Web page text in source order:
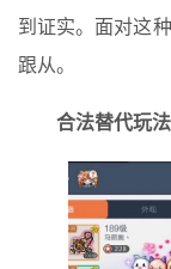
到证实。面对这
跟从。
合法替代玩法